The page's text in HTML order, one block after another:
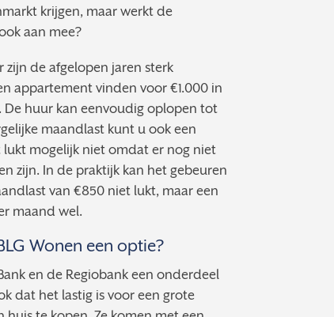
krijgen, maar werkt de
aan mee?
zijn de afgelopen jaren sterk
appartement vinden voor €1.000 in
huur kan eenvoudig oplopen tot
maandlast kunt u ook een
mogelijk niet omdat er nog niet
zijn. In de praktijk kan het gebeuren
van €850 niet lukt, maar een
maand wel.
Wonen een optie?
en de Regiobank een onderdeel
dat het lastig is voor een grote